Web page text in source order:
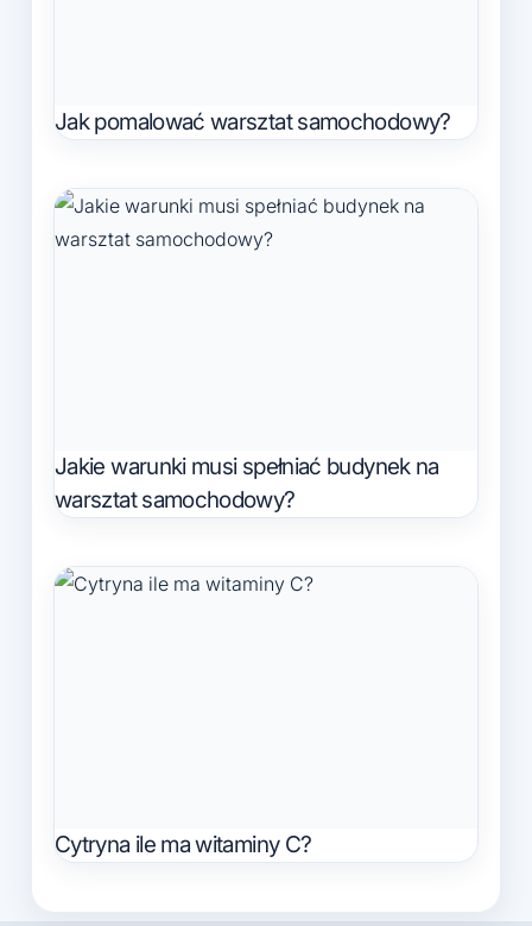
Jak pomalować warsztat samochodowy?
Jakie warunki musi spełniać budynek na
warsztat samochodowy?
Cytryna ile ma witaminy C?